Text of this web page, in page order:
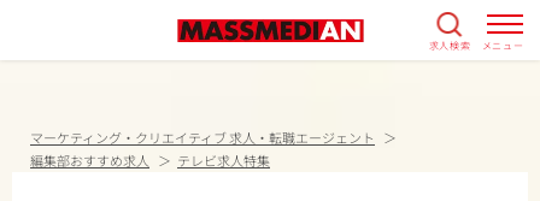
求人検索 メニュー
マーケティング・クリエイティブ 求人・転職エージェント
編集部おすすめ求人
テレビ求人特集